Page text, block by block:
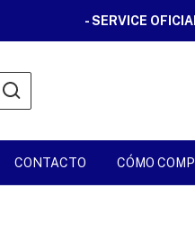
- SERVICE
CONTACTO CÓMO